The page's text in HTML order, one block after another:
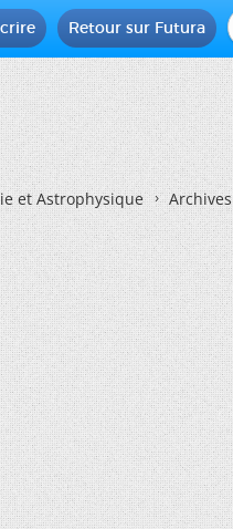
Retour sur Futura
et Astrophysique Archives